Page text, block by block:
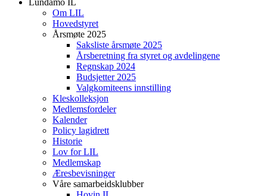
Om LIL
Hovedstyret
Årsmøte 2025
Saksliste årsmøte 2025
Årsberetning fra styret og avdelingene
Regnskap 2024
Budsjetter 2025
Valgkomiteens innstilling
Kleskolleksjon
Medlemsfordeler
Kalender
Policy lagidrett
Historie
Lov for LIL
Medlemskap
Æresbevisninger
Våre samarbeidsklubber